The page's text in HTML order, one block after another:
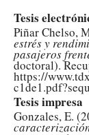
Tesis
Piñar Chelso,
estrés y
pasajeros
doctoral).
https://
Tesis impresa
Gonzales, E.